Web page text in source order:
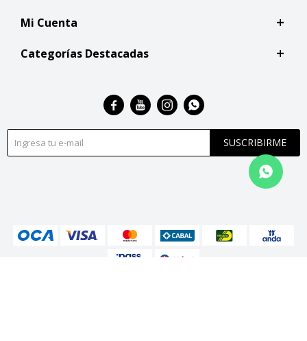
Mi Cuenta
Categorías Destacadas
SUSCRIBIRME
   